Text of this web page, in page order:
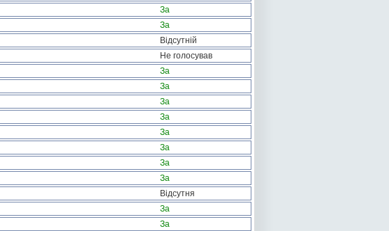
За
За
Відсутній
Не голосував
За
За
За
За
За
За
За
За
Відсутня
За
За